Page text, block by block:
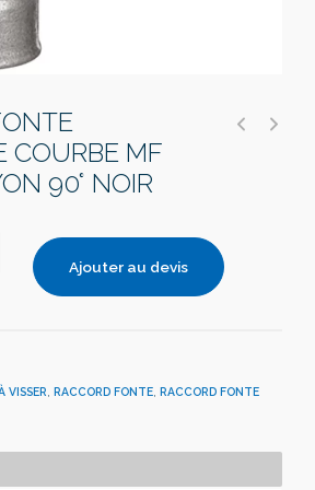
COURBE MF
90° NOIR
Ajouter au devis
VISSER RACCORD FONTE RACCORD FONTE